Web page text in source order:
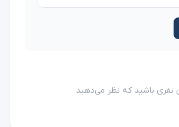
نفری باشید که نظر می‌دهید